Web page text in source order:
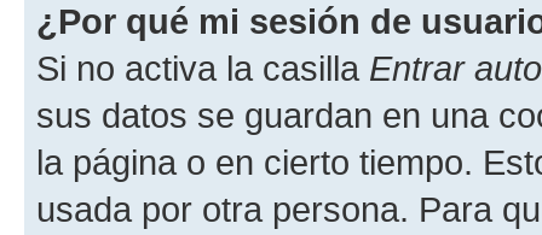
¿Por qué mi sesión de
Si no activa la casilla Entrar
sus datos se guardan en una
la página o en cierto tiempo.
usada por otra persona. Para